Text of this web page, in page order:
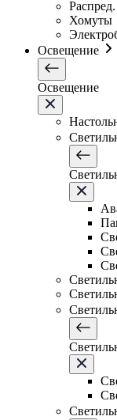
Хомуты
Освещение
Освещение